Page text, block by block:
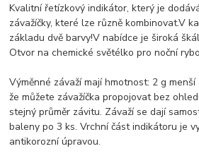
Kvalitní řetízkový indikátor, který je
závažíčky, které lze různě kombinovat.V
základu dvě barvy!V nabídce je široká
Otvor na chemické světélko pro noční
Výměnné závaží mají hmotnost: 2 g
že můžete závažíčka propojovat bez
stejný průměr závitu. Závaží se dají
baleny po 3 ks. Vrchní část indikátoru je
antikorozní úpravou.